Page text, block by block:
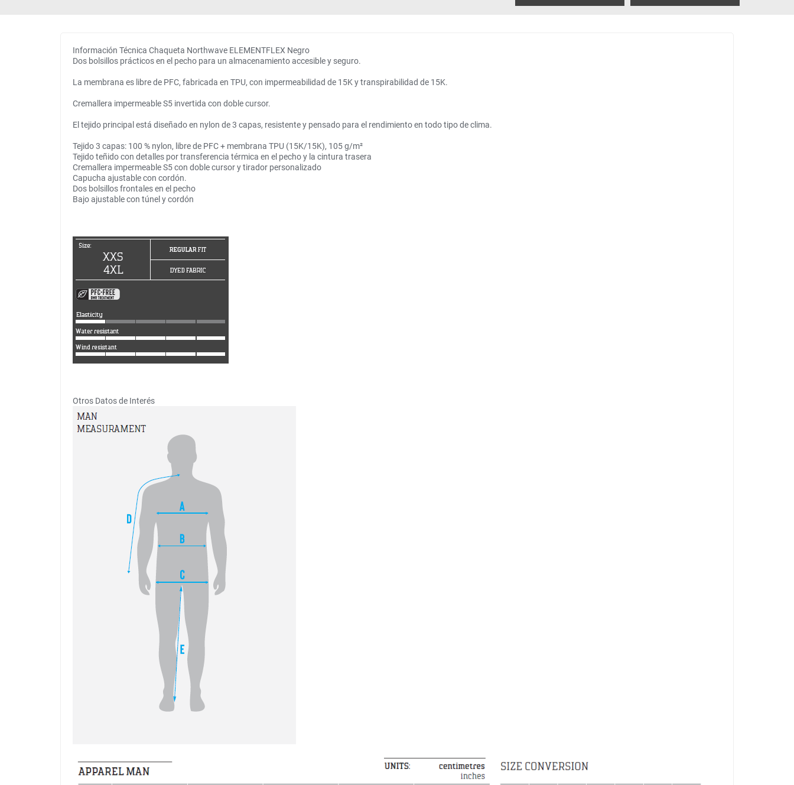
Información Técnica Chaqueta Northwave ELEMENTFLEX Negro
Dos bolsillos prácticos en el pecho para un almacenamiento accesible y seguro.
La membrana es libre de PFC, fabricada en TPU, con impermeabilidad de 15K y transpirabilidad de 15K.
Cremallera impermeable S5 invertida con doble cursor.
El tejido principal está diseñado en nylon de 3 capas, resistente y pensado para el rendimiento en todo tipo de clima.
Tejido 3 capas: 100 % nylon, libre de PFC + membrana TPU (15K/15K), 105 g/m²
Tejido teñido con detalles por transferencia térmica en el pecho y la cintura trasera
Cremallera impermeable S5 con doble cursor y tirador personalizado
Capucha ajustable con cordón.
Dos bolsillos frontales en el pecho
Bajo ajustable con túnel y cordón
Otros Datos de Interés